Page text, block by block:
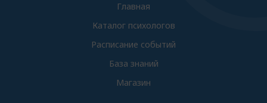
Главная
Каталог психологов
Расписание событий
База знаний
Магазин